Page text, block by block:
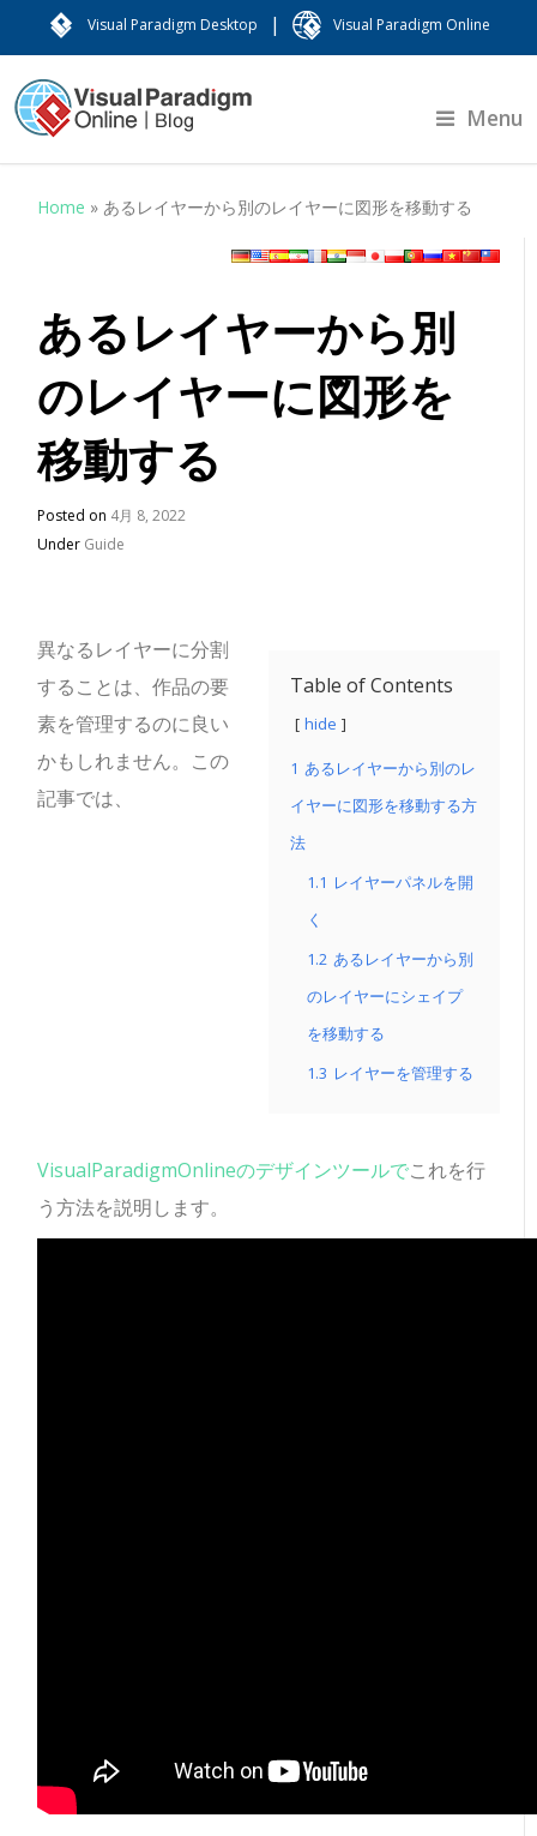
Visual Paradigm Desktop | Visual Paradigm Online
Menu
Home » あるレイヤーから別のレイヤーに図形を移動する
あるレイヤーから別
のレイヤーに図形を
移動する
Posted on 4月 8, 2022
Under Guide
Table of Contents
hide
1 あるレイヤーから別のレ
イヤーに図形を移動する方
法
1.1 レイヤーパネルを開
く
1.2 あるレイヤーから別
のレイヤーにシェイプ
を移動する
1.3 レイヤーを管理する
異なるレイヤーに分割
することは、作品の要
素を管理するのに良い
かもしれません。この
記事では、
VisualParadigmOnlineのデザインツールでこれを行
う方法を説明します。